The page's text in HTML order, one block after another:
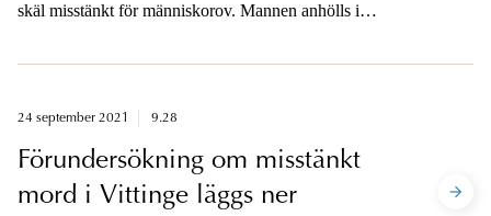
skäl misstänkt för människorov. Mannen anhölls i
kvinna. Kvinnan har inte anträffats. Åklagaren är
häktningsförhandlingen.
24 september 2021 9.28
Förundersökning om misstänkt
mord i Vittinge läggs ner